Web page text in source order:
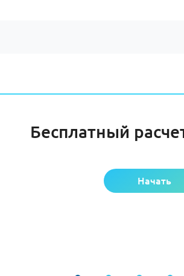
Бесплатный
Начать